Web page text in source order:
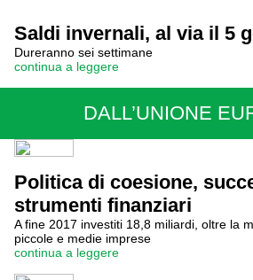
Saldi invernali, al via il 5
Dureranno sei settimane
continua a leggere
DALL’UNIONE
Politica di coesione,
strumenti finanziari
A fine 2017 investiti 18,8 miliardi, oltre la
piccole e medie imprese
continua a leggere